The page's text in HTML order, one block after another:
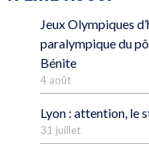
Jeux Olympiques
paralympique du
Bénite
4 août
Lyon : attention, le
31 juillet